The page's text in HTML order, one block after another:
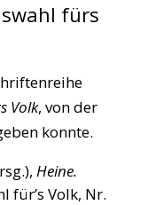
fürs
Volk, von der
konnte.
Heine.
für’s Volk, Nr.